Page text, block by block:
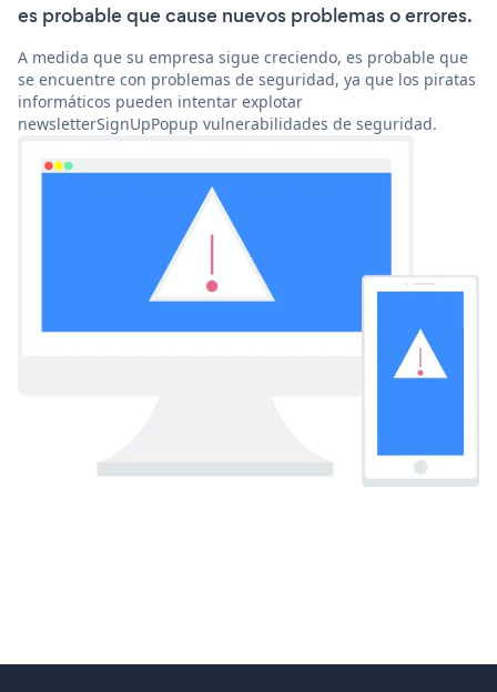
es probable que cause nuevos problemas o errores.
A medida que su empresa sigue creciendo, es probable que
se encuentre con problemas de seguridad, ya que los piratas
informáticos pueden intentar explotar
newsletterSignUpPopup vulnerabilidades de seguridad.